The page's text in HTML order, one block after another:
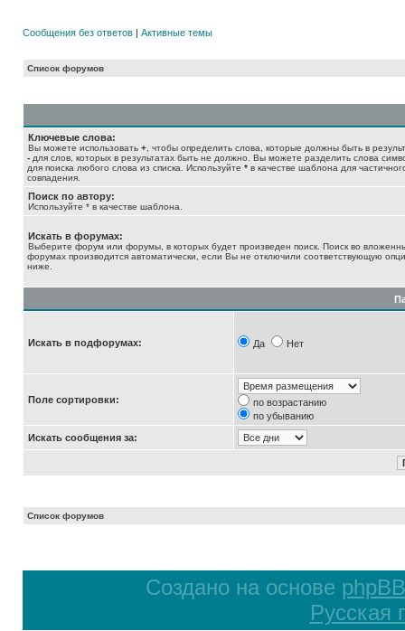
Сообщения без ответов | Активные темы
Список форумов
Ключевые слова:
Вы можете использовать + , чтобы определить слова, которые должны быть в
- для слов, которых в результатах быть не должно. Вы можете разделить слова
для поиска любого слова из списка. Используйте * в качестве шаблона для
совпадения.
Поиск по автору:
Используйте * в качестве шаблона.
Искать в форумах:
Выберите форум или форумы, в которых будет произведен поиск. Поиск во
форумах производится автоматически, если Вы не отключили соответствующую
ниже.
Искать в подфорумах: Да Нет
Поле сортировки:
по возрастанию
по убыванию
Искать сообщения за:
Список форумов
Создано на основе phpBB
Русская